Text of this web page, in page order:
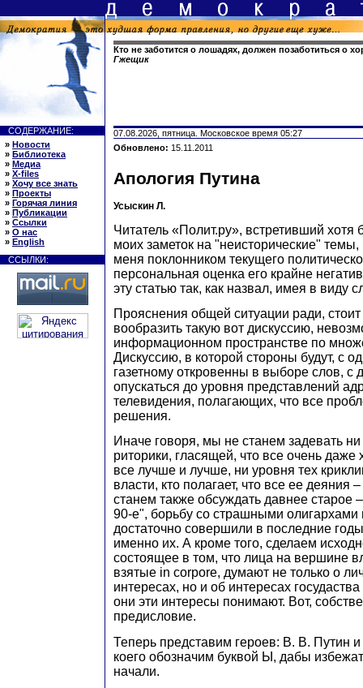
Кто не заботится о лошадях, должен позаботиться о
Гжещик
СОДЕРЖАНИЕ:
» Новости
» Библиотека
» Медиа
» X-files
» Хочу все знать
» Проекты
» Горячая линия
» Публикации
» Ссылки
» О нас
» English
ССЫЛКИ:
07.08.2026, пятница. Московское время 05:27
Обновлено: 15.11.2011
Апология Путина
Усыскин Л.
Читатель «Полит.ру», встретивший хотя
моих заметок на "неисторические" темы,
меня поклонником текущего
персональная оценка его крайне
эту статью так, как назвал, имея в виду
Прояснения общей ситуации ради,
вообразить такую вот дискуссию,
информационном пространстве по
Дискуссию, в которой стороны будут, с
газетному откровенны в выборе слов, с
опускаться до уровня представлений
телевидения, полагающих, что все
решения.
Иначе говоря, мы не станем задевать
риторики, гласящей, что все очень даже
все лучше и лучше, ни уровня тех
власти, кто полагает, что все ее деяния
станем также обсуждать давнее старое
90-е", борьбу со страшными олигархами
достаточно совершили в последние
именно их. А кроме того, сделаем
состоящее в том, что лица на вершине
взятые in corpore, думают не только о
интересах, но и об интересах госудаства
они эти интересы понимают. Вот,
предисловие.
Теперь представим героев: В. В. Путин
коего обозначим буквой Ы, дабы
начали.